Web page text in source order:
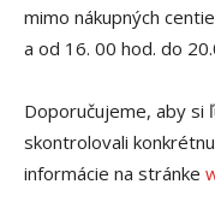
mimo nákupných
a od 16. 00 hod. do
Doporučujeme, aby si
skontrolovali
informácie na stránke